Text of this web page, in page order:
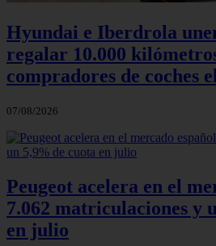
Hyundai e Iberdrola
regalar 10.000
compradores de coches
07/08/2026
Peugeot acelera en el
7.062 matriculaciones y
en julio